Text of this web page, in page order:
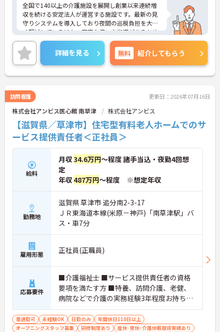
全国で140以上の介護施設を展開し創業以来連続増
収を続ける安定法人が運営する施設です。最新の見
守りシステムを導入しており夜間の巡視負担を大き
く軽減しているほか、丁寧な使い方指導があるため
安心して業務を始められます。月平均残業10時間程
度、住宅手当や子供手当、1食300円の食事補助など
生活を支える福利厚生が大変充実しています。『ハ
タラクエール2023』の認証も取得しており、資格取
得支援や職種別研修制度を通じて着実なキャリアア
分に活かし、ご自身の生活も大切にしながら長期的
に活躍できるおすすめの環境です。
★おすすめPOINT★
【安定した経営基盤とキャリア支援】
・全国140以上の施設を展開し連続増収を続ける安
定法人が運営しています
・資格取得支援や職種別研修制度があり有資格者の
スキルアップを応援しています
・資格手当や処遇改善手当が充実！昇格実績もあり
頑張りがしっかり評価される風通しの良い環境です
【最新設備による負担軽減と働きやすさ】
・最新の見守りシステム導入により夜勤時の巡視の
手間を大きく軽減しています
・機器の導入にあたっては誰でも使いこなせるよう
丁寧な指導を実施しています
【生活を支える充実の福利厚生】
・住宅手当や子供手当などご家族の生活もサポート
制度を利用できます ・徒歩や自転車の通勤手当も用
意しています
詳細を見る 無料 紹介してもらう
訪問看護 更新日：2026年07月16日
株式会社アンビス医心館 南草津 株式会社アンビス
【滋賀県／草津市】住宅型有料老人ホームでのサ
ービス提供責任者＜正社員＞
給料
月収34.6万円～程度 諸手当込・夜勤4回想
定
年収487万円～程度 ※想定年収
勤務地
滋賀県 草津市 追分南2-3-17
ＪＲ東海道本線(米原－神戸)「南草津駅」バ
ス・車7分
雇用形態 正社員(正職員)
応募要件
■介護福祉士 ■サービス提供責任者の資格
要項を満たす方 ■特養、訪問介護、老健、
病院などで介護の実務経験3年程度お持ちの
方 ※サービス提供責任者未経験も可（サ責
未経験スタートの実績多数）
車通勤可 未経験OK 日勤のみ
年間休日110日以上
オープニングスタッフ募集
研修制度あり
産休･育休･介護休暇取得実績あり